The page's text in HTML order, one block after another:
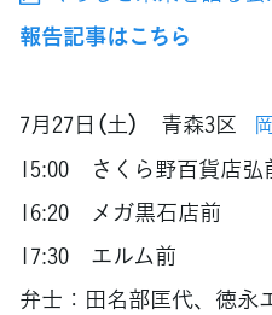
報告記事はこちら
7月27日（土） 青森3区
15:00 さくら野百貨店弘
16:20 メガ黒石店前
17:30 エルム前
弁士：田名部匡代、徳永